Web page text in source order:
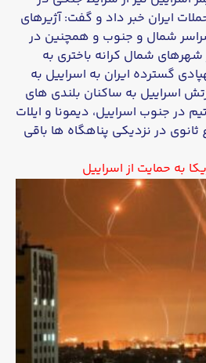
ایران خبر داد و گفت: آژیرهای
شمال و جنوب و همچنین در
شمال کرانه باختری به
گسترده ایران به اسراییل به
اسراییل به ساکنان بلندی های
در جنوب اسراییل، دیمونا و ایلات
در نزدیکی پناهگاه ها باقی
به حمایت از اسراییل